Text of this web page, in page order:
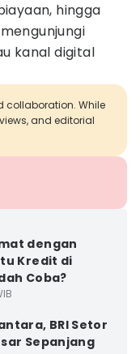
hingga
kanal digital
collaboration. While
and editorial
dengan
Kredit di
Coba?
BRI Setor
Sepanjang